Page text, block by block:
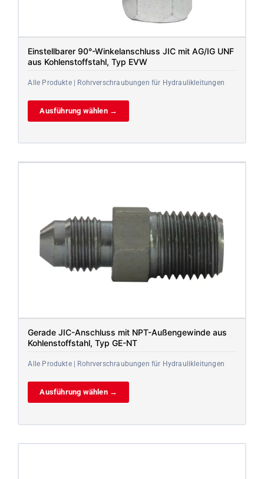
Einstellbarer 90°-Winkelanschluss JIC mit AG/IG UNF
aus Kohlenstoffstahl, Typ EVW
Alle Produkte | Rohrverschraubungen für Hydraulikleitungen
Ausführung wählen →
Gerade JIC-Anschluss mit NPT-Außengewinde aus
Kohlenstoffstahl, Typ GE-NT
Alle Produkte | Rohrverschraubungen für Hydraulikleitungen
Ausführung wählen →